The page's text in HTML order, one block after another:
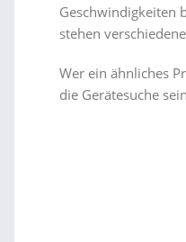
Geschwindigkeiten
stehen
Wer ein ähnliches
die Gerätesuche